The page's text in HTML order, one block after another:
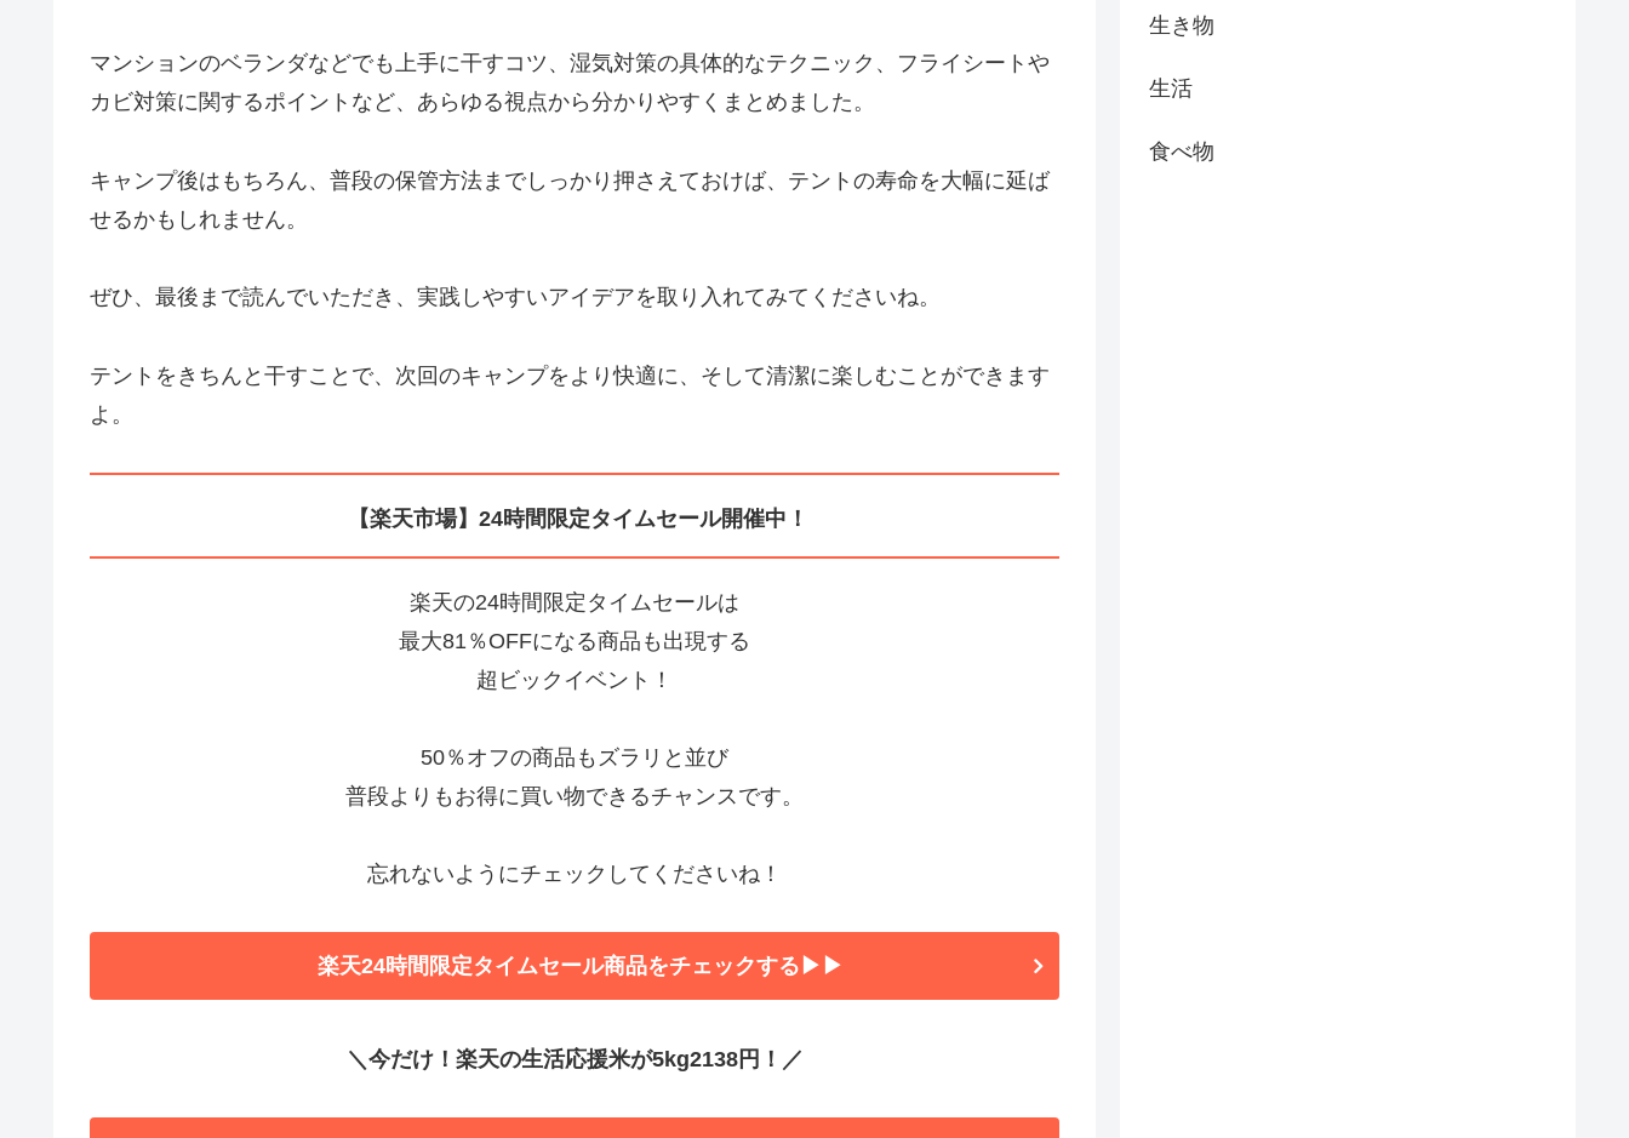
マンションのベランダなどでも上手に干すコツ、湿気対策の具体的なテクニック、フライシートや
カビ対策に関するポイントなど、あらゆる視点から分かりやすくまとめました。
キャンプ後はもちろん、普段の保管方法までしっかり押さえておけば、テントの寿命を大幅に延ば
せるかもしれません。
ぜひ、最後まで読んでいただき、実践しやすいアイデアを取り入れてみてくださいね。
テントをきちんと干すことで、次回のキャンプをより快適に、そして清潔に楽しむことができます
よ。
【楽天市場】24時間限定タイムセール開催中！
楽天の24時間限定タイムセールは
最大81％OFFになる商品も出現する
超ビックイベント！
50％オフの商品もズラリと並び
普段よりもお得に買い物できるチャンスです。
忘れないようにチェックしてくださいね！
楽天24時間限定タイムセール商品をチェックする▶▶
＼今だけ！楽天の生活応援米が5kg2138円！／
生き物
生活
食べ物